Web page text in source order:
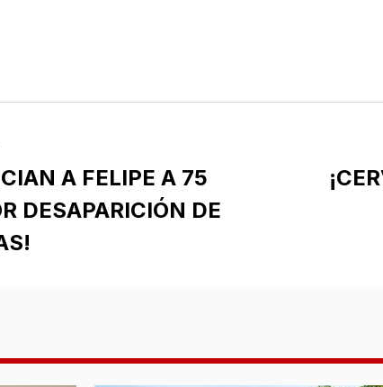
A FELIPE A 75
DESAPARICIÓN DE